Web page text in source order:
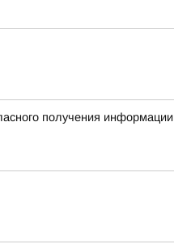
получения информации